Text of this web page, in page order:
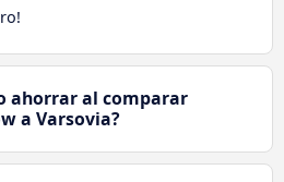
ahorrar al comparar
a Varsovia?